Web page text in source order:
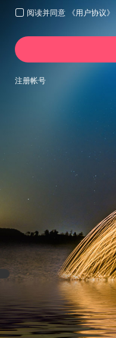
 阅读并同意 《用户协议》
注册帐号